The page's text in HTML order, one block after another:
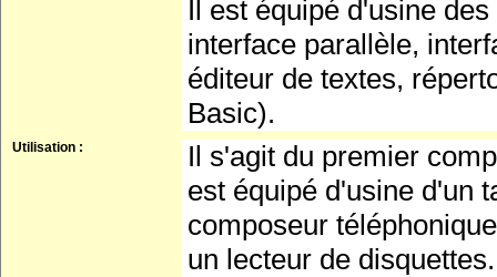
Il est équipé d'usine
interface parallèle,
éditeur de textes,
Basic).
Utilisation :
Il s'agit du premier
est équipé d'usine d'un
composeur
un lecteur de disquettes.